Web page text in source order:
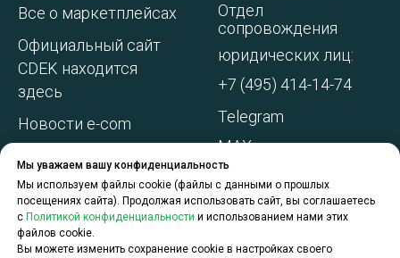
Мы уважаем вашу конфиденциальность
Мы используем файлы cookie (файлы с данными о прошлых
посещениях сайта). Продолжая использовать сайт, вы соглашаетесь
с Политикой конфиденциальности и использованием нами этих
файлов cookie.
Вы можете изменить сохранение cookie в настройках своего
Все о маркетплейсах
Официальный сайт
CDEK находится
здесь
Новости e-com
Акции и
спецпредложения
О компании
Отдел
сопровождения
юридических лиц:
+7 (495) 414-14-74
Telegram
MAX